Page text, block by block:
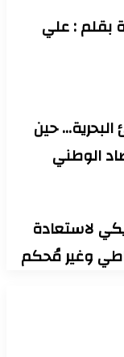
بقلم : علي
حين
الوطني
لاستعادة
وغير مُحكم